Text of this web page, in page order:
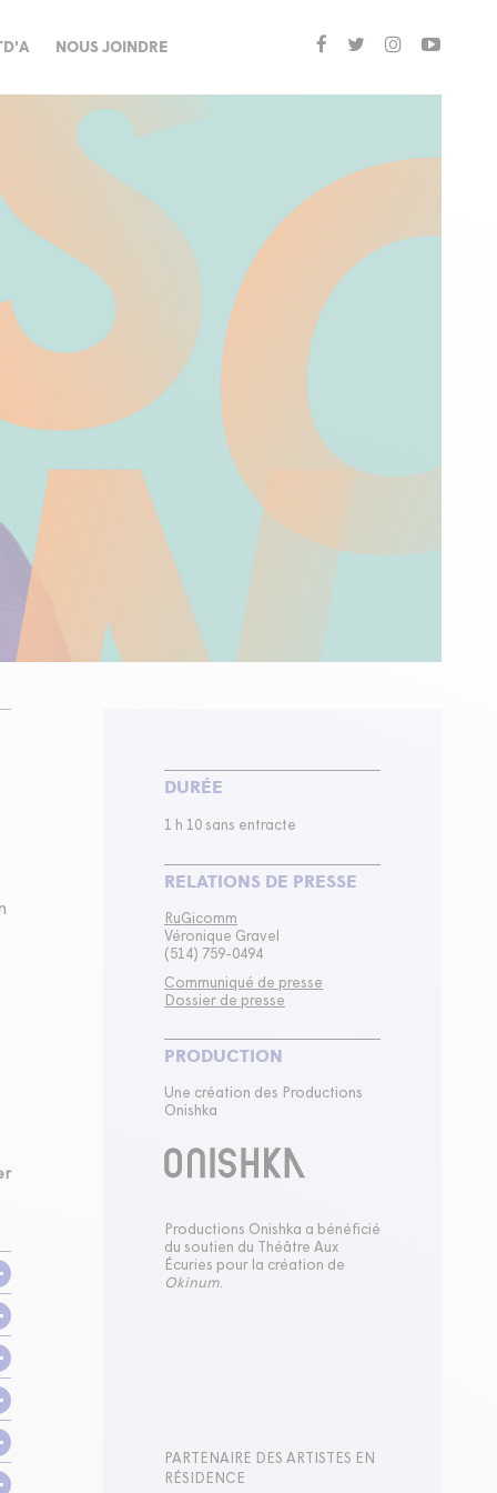
NOUS JOINDRE
DURÉE
1 h 10 sans entracte
RELATIONS DE PRESSE
RuGicomm
Véronique Gravel
(514) 759-0494
Communiqué de presse
Dossier de presse
PRODUCTION
Une création des Productions
Onishka
Productions Onishka a bénéficié
du soutien du Théâtre Aux
Écuries pour la création de
Okinum.
PARTENAIRE DES ARTISTES EN
RÉSIDENCE